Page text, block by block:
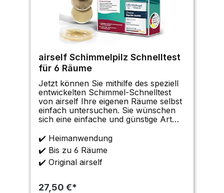
airself Schimmelpilz Schnelltest
für 6 Räume
Jetzt können Sie mithilfe des speziell
entwickelten Schimmel-Schnelltest
von airself Ihre eigenen Räume selbst
einfach untersuchen. Sie wünschen
sich eine einfache und günstige Art
untersuchen zu können? Vermuten
Sie eine Belastung durch
Schimmelpilz-Sporen i
✔️ Heimanwendung
✔️ Bis zu 6 Räume
✔️ Original airself
27,50 €*